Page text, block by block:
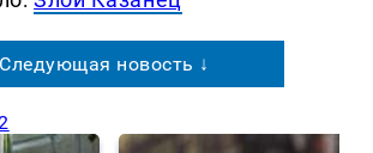
Следующая новость ↓